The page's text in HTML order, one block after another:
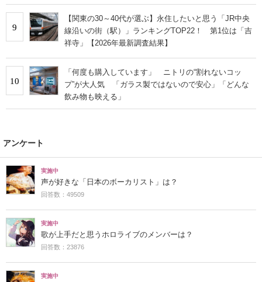
9
【関東の30～40代が選ぶ】永住したいと思う「JR中央
線沿いの街（駅）」ランキングTOP22！ 第1位は「吉
祥寺」【2026年最新調査結果】
10
「何度も購入しています」 ニトリの“割れないコッ
プ”が大人気 「ガラス製ではないので安心」「どんな
飲み物も映える」
アンケート
実施中
声が好きな「日本のボーカリスト」は？
回答数：49509
実施中
歌が上手だと思うホロライブのメンバーは？
回答数：23876
実施中